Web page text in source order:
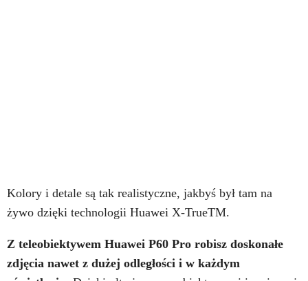
Kolory i detale są tak realistyczne, jakbyś był tam na
żywo dzięki technologii Huawei X-TrueTM.
Z teleobiektywem Huawei P60 Pro robisz doskonałe
zdjęcia nawet z dużej odległości i w każdym